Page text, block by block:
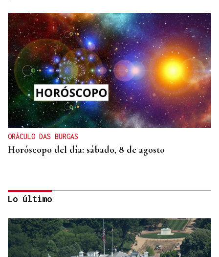
ORÁCULO DAS BURGAS
Horóscopo del día: sábado, 8 de agosto
Lo último